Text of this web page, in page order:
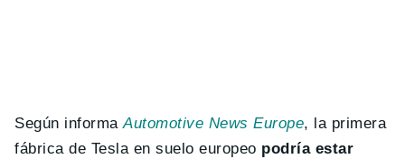
Según informaAutomotive News Europe, la primera
fábrica de Tesla en suelo europeo podría estar